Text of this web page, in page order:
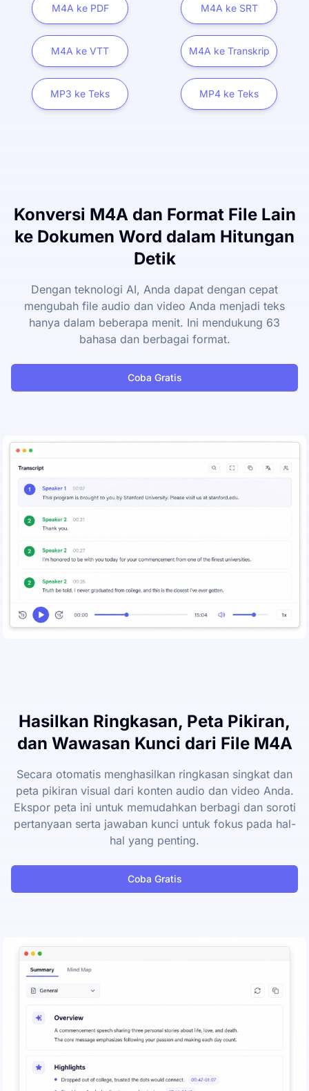
M4A ke PDF M4A ke SRT
M4A ke VTT M4A ke Transkrip
MP3 ke Teks MP4 ke Teks
Konversi M4A dan Format File Lain
ke Dokumen Word dalam Hitungan
Detik
Dengan teknologi AI, Anda dapat dengan cepat
mengubah file audio dan video Anda menjadi teks
hanya dalam beberapa menit. Ini mendukung 63
bahasa dan berbagai format.
Coba Gratis
Hasilkan Ringkasan, Peta Pikiran,
dan Wawasan Kunci dari File M4A
Secara otomatis menghasilkan ringkasan singkat dan
peta pikiran visual dari konten audio dan video Anda.
Ekspor peta ini untuk memudahkan berbagi dan soroti
pertanyaan serta jawaban kunci untuk fokus pada hal-
hal yang penting.
Coba Gratis